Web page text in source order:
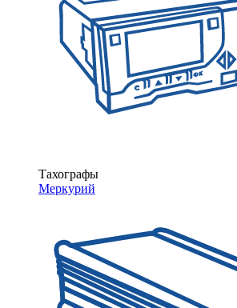
Тахографы
Меркурий